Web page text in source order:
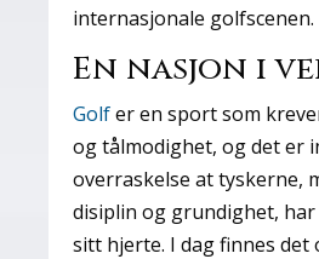
internasjonale golfscenen.
En nasjon i
Golfer en sport som
og tålmodighet, og det er
overraskelse at tyskerne,
disiplin og grundighet,
sitt hjerte. I dag finnes det